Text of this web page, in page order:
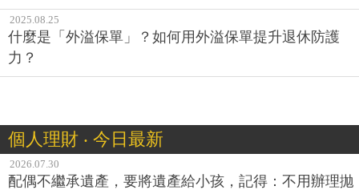
2025.08.25
什麼是「外溢保單」？如何用外溢保單提升退休防護
力？
個人理財 ‧ 今日最新
2026.07.30
配偶不繼承遺產，要將遺產給小孩，記得：不用辦理拋